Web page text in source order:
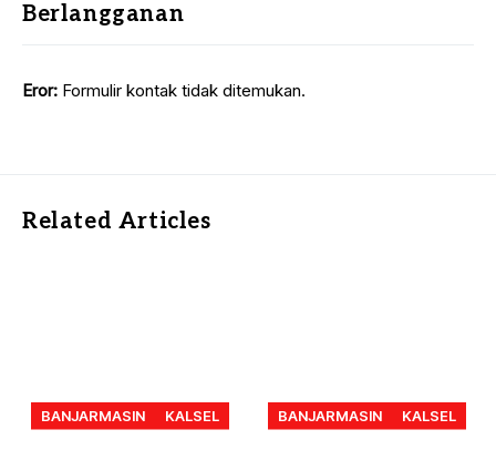
Berlangganan
Eror: Formulir kontak tidak ditemukan.
Related Articles
BANJARMASIN KALSEL BANJARMASIN KALSEL